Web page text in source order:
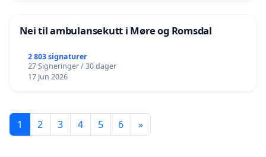
Nei til ambulansekutt i Møre og Romsdal
2 803 signaturer
27 Signeringer / 30 dager
17 Jun 2026
1 2 3 4 5 6 »